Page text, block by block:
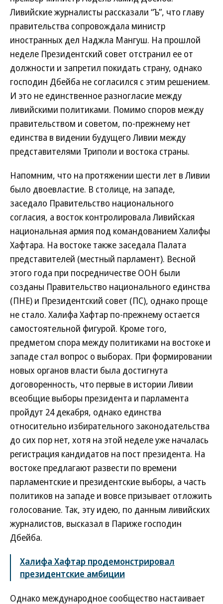
Ливийские журналисты рассказали “Ъ”, что главу
правительства сопровождала министр
иностранных дел Наджла Мангуш. На прошлой
неделе Президентский совет отстранил ее от
должности и запретил покидать страну, однако
господин Дбейба не согласился с этим решением.
И это не единственное разногласие между
ливийскими политиками. Помимо споров между
правительством и советом, по-прежнему нет
единства в видении будущего Ливии между
представителями Триполи и востока страны.
Напомним, что на протяжении шести лет в Ливии
было двоевластие. В столице, на западе,
заседало Правительство национального
согласия, а восток контролировала Ливийская
национальная армия под командованием Халифы
Хафтара. На востоке также заседала Палата
представителей (местный парламент). Весной
этого года при посредничестве ООН были
созданы Правительство национального единства
(ПНЕ) и Президентский совет (ПС), однако проще
не стало. Халифа Хафтар по-прежнему остается
самостоятельной фигурой. Кроме того,
предметом спора между политиками на востоке и
западе стал вопрос о выборах. При формировании
новых органов власти была достигнута
договоренность, что первые в истории Ливии
всеобщие выборы президента и парламента
пройдут 24 декабря, однако единства
относительно избирательного законодательства
до сих пор нет, хотя на этой неделе уже началась
регистрация кандидатов на пост президента. На
востоке предлагают развести по времени
парламентские и президентские выборы, а часть
политиков на западе и вовсе призывает отложить
голосование. Так, эту идею, по данным ливийских
журналистов, высказал в Париже господин
Дбейба.
Халифа Хафтар продемонстрировал
президентские амбиции
Однако международное сообщество настаивает